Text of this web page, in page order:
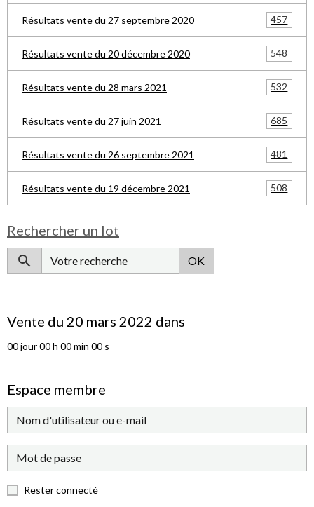
Résultats vente du 27 septembre 2020 457
Résultats vente du 20 décembre 2020 548
Résultats vente du 28 mars 2021 532
Résultats vente du 27 juin 2021 685
Résultats vente du 26 septembre 2021 481
Résultats vente du 19 décembre 2021 508
Rechercher un lot
OK
Vente du 20 mars 2022 dans
00jour00h 00min 00 s
Espace membre
Rester connecté